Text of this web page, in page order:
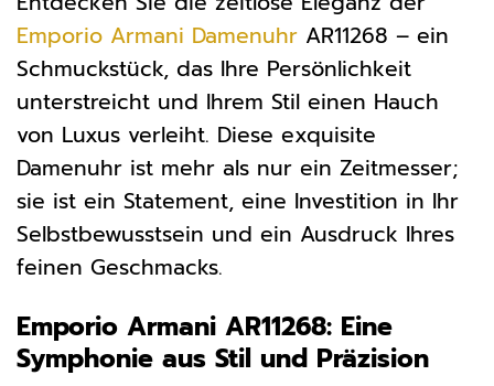
Emporio Armani Damenuhr AR11268 – ein
Schmuckstück, das Ihre Persönlichkeit
unterstreicht und Ihrem Stil einen Hauch
von Luxus verleiht. Diese exquisite
Damenuhr ist mehr als nur ein Zeitmesser;
sie ist ein Statement, eine Investition in Ihr
Selbstbewusstsein und ein Ausdruck Ihres
feinen Geschmacks.
Emporio Armani AR11268: Eine
Symphonie aus Stil und Präzision